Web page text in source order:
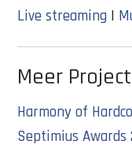
Live streaming |
Meer
Harmony of
Septimius Awards